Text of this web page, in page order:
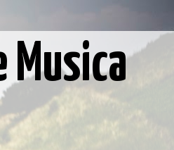
Musica